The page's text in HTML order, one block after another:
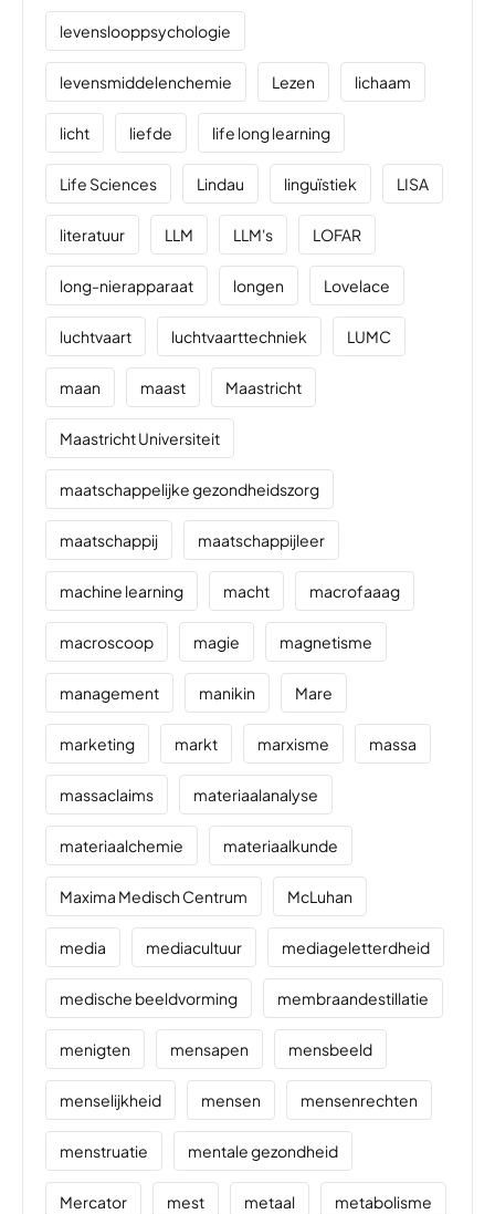
levenslooppsychologie
levensmiddelenchemie Lezen lichaam
licht liefde life long learning
Life Sciences Lindau linguïstiek LISA
literatuur LLM LLM's LOFAR
long-nierapparaat longen Lovelace
luchtvaart luchtvaarttechniek LUMC
maan maast Maastricht
Maastricht Universiteit
maatschappelijke gezondheidszorg
maatschappij maatschappijleer
machine learning macht macrofaaag
macroscoop magie magnetisme
management manikin Mare
marketing markt marxisme massa
massaclaims materiaalanalyse
materiaalchemie materiaalkunde
Maxima Medisch Centrum McLuhan
media mediacultuur mediageletterdheid
medische beeldvorming membraandestillatie
menigten mensapen mensbeeld
menselijkheid mensen mensenrechten
menstruatie mentale gezondheid
Mercator mest metaal metabolisme